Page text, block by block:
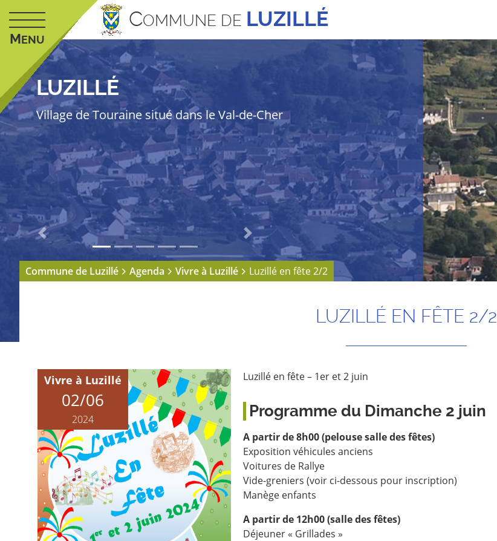
MENU
COMMUNE DE LUZILLÉ
LUZILLÉ
Village de Touraine situé dans le Val-de-Cher
Previous Next
Commune de Luzillé Agenda Vivre à Luzillé Luzillé en fête 2/2
LUZILLÉ EN FÊTE 2/2
Vivre à Luzillé
02/06
2024
Luzillé en fête – 1er et 2 juin
Programme du Dimanche 2 juin
A partir de 8h00 (pelouse salle des fêtes)
Exposition véhicules anciens
Voitures de Rallye
Vide-greniers (voir ci-dessous pour inscription)
Manège enfants
A partir de 12h00 (salle des fêtes)
Déjeuner « Grillades »